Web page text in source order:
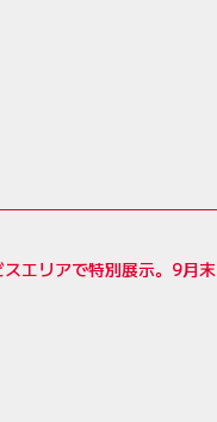
エリアで特別展示。9月